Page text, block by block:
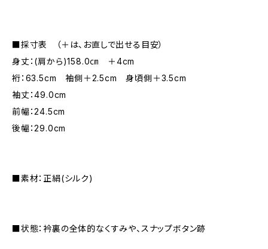
■採寸表 （＋は、お直しで出せる目安）
身丈：(肩から)158.0㎝ ＋4cm
裄：63.5cm 袖側＋2.5cm 身頃側＋3.5cm
袖丈：49.0cm
前幅：24.5cm
後幅：29.0cm
■素材：正絹(シルク)
■状態：衿裏の全体的なくすみや、スナップボタン跡